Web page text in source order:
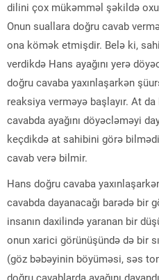
dilini çox mükəmməl şəkildə
Onun suallara doğru cavab
ona kömək etmişdir. Belə ki,
verdikdə Hans ayağını yerə
doğru cavaba yaxınlaşarkən
reaksiya verməyə başlayır. At
cavabda ayağını döyəcləməyi
keçdikdə at sahibini görə
cavab verə bilmir.
Hans doğru cavaba
cavabda dayanacağı barədə bir
insanın daxilində yaranan bir
onun xarici görünüşündə də bir
(göz bəbəyinin böyüməsi, səs